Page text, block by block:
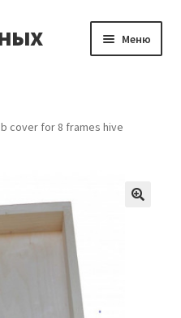
Меню
cover for 8 frames hive